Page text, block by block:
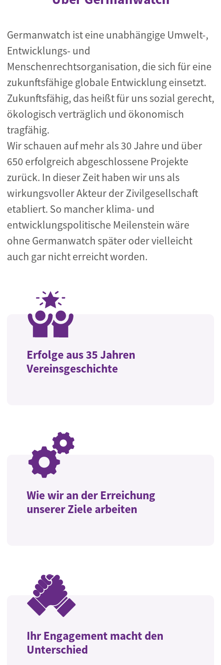
Germanwatch ist eine unabhängige Umwelt-,
Entwicklungs- und
Menschenrechtsorganisation, die sich für eine
zukunftsfähige globale Entwicklung einsetzt.
Zukunftsfähig, das heißt für uns sozial gerecht,
ökologisch verträglich und ökonomisch
tragfähig.
Wir schauen auf mehr als 30 Jahre und über
650 erfolgreich abgeschlossene Projekte
zurück. In dieser Zeit haben wir uns als
wirkungsvoller Akteur der Zivilgesellschaft
etabliert. So mancher klima- und
entwicklungspolitische Meilenstein wäre
ohne Germanwatch später oder vielleicht
auch gar nicht erreicht worden.
Erfolge aus 35 Jahren
Vereinsgeschichte
Wie wir an der Erreichung
unserer Ziele arbeiten
Ihr Engagement macht den
Unterschied